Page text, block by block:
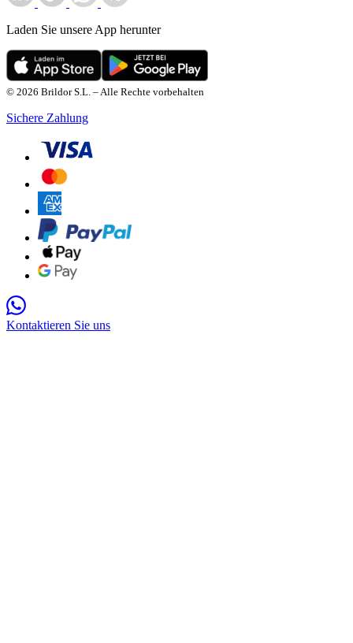
Laden Sie unsere App herunter
© 2026 Brildor S.L. – Alle Rechte vorbehalten
Sichere Zahlung
Kontaktieren Sie uns